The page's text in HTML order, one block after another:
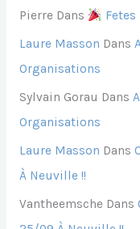
Pierre Dans
Fetes
Laure Masson Dans
Organisations
Sylvain Gorau Dans
Organisations
Laure Masson Dans
À Neuville !!
Vantheemsche Dans